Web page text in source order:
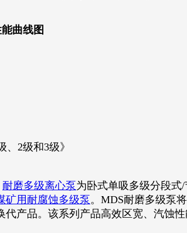
曲线图
2级和3级》
耐磨多级离心泵为卧式单吸多级分段式
矿用耐腐蚀多级泵。MDS耐磨多级泵
产品。该系列产品高效区宽、汽蚀